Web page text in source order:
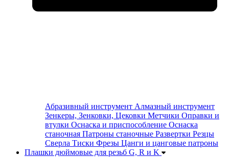
Абразивный инструмент Алмазный инструмент
Зенкеры, Зенковки, Цековки Метчики Оправки и
втулки Оснаска и приспособление Оснаска
станочная Патроны станочные Развертки Резцы
Сверла Тиски Фрезы Цанги и цанговые патроны
Плашки дюймовые для резьб G, R и K